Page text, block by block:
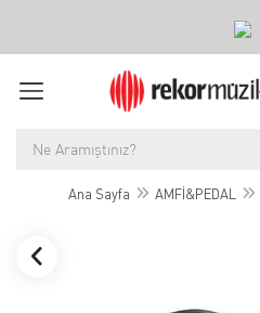
Ana Sayfa AMFİ&PEDAL